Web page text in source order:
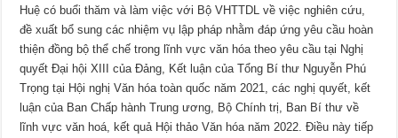
Huệ có buổi thăm và làm việc với Bộ VHTTDL về việc nghiên cứu,
đề xuất bổ sung các nhiệm vụ lập pháp nhằm đáp ứng yêu cầu hoàn
thiện đồng bộ thể chế trong lĩnh vực văn hóa theo yêu cầu tại Nghị
quyết Đại hội XIII của Đảng, Kết luận của Tổng Bí thư Nguyễn Phú
Trọng tại Hội nghị Văn hóa toàn quốc năm 2021, các nghị quyết, kết
luận của Ban Chấp hành Trung ương, Bộ Chính trị, Ban Bí thư về
lĩnh vực văn hoá, kết quả Hội thảo Văn hóa năm 2022. Điều này tiếp